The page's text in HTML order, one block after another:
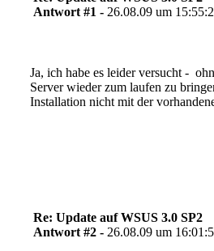
Antwort #1 - 26.08.09 um
Ja, ich habe es leider versucht -
Server wieder zum laufen zu
Installation nicht mit der
Re: Update auf WSUS 3.0 SP2
Antwort #2 - 26.08.09 um